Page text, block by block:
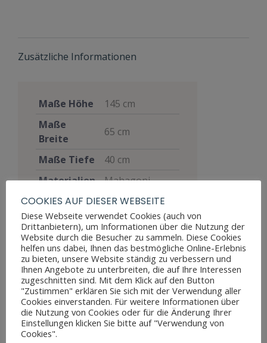
Zusätzliche Informationen
Maße Höhe
145 cm
Maße
Breite
65 cm
Maße Tiefe
40 cm
Materialien
Mahagoni
Stil
Gründerzeit
Möbelart
Regal
Zustand
Gut, voll
funktionsfähig,
zeigt aber
Altersspuren
durch
Abnutzungen
Preis
COOKIES AUF DIESER WEBSEITE
Diese Webseite verwendet Cookies (auch von
Drittanbietern), um Informationen über die Nutzung der
Website durch die Besucher zu sammeln. Diese Cookies
helfen uns dabei, Ihnen das bestmögliche Online-Erlebnis
zu bieten, unsere Website ständig zu verbessern und
Ihnen Angebote zu unterbreiten, die auf Ihre Interessen
zugeschnitten sind. Mit dem Klick auf den Button
"Zustimmen" erklären Sie sich mit der Verwendung aller
Cookies einverstanden. Für weitere Informationen über
die Nutzung von Cookies oder für die Änderung Ihrer
Einstellungen klicken Sie bitte auf "Verwendung von
Cookies".